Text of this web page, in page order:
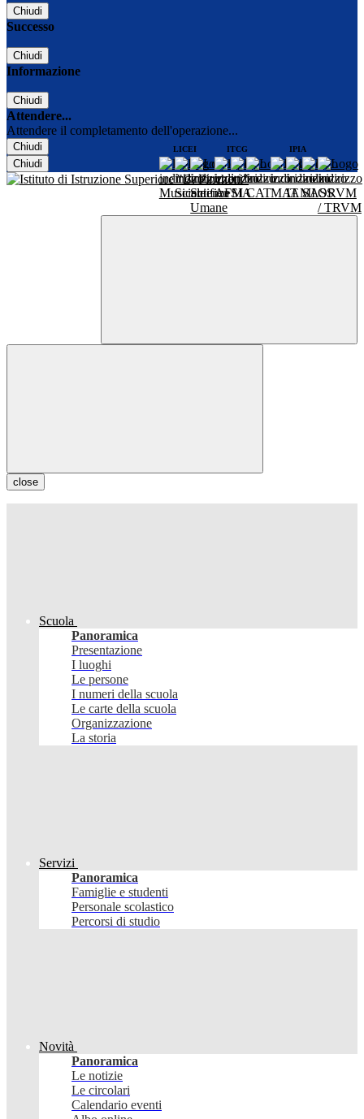
Chiudi
Successo
Chiudi
Informazione
Chiudi
Attendere...
Attendere il completamento dell'operazione...
Chiudi
Chiudi
LICEI ITCG IPIA
close
Scuola
Panoramica
Presentazione
I luoghi
Le persone
I numeri della scuola
Le carte della scuola
Organizzazione
La storia
Servizi
Panoramica
Famiglie e studenti
Personale scolastico
Percorsi di studio
Novità
Panoramica
Le notizie
Le circolari
Calendario eventi